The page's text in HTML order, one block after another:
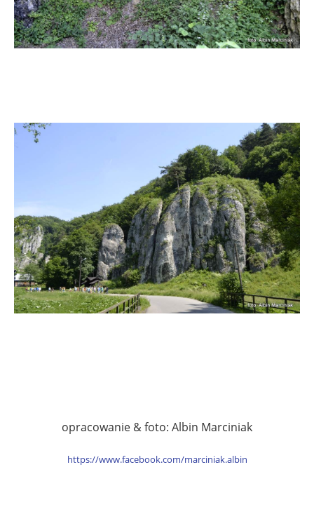
opracowanie & foto: Albin Marciniak
https://www.facebook.com/marciniak.albin